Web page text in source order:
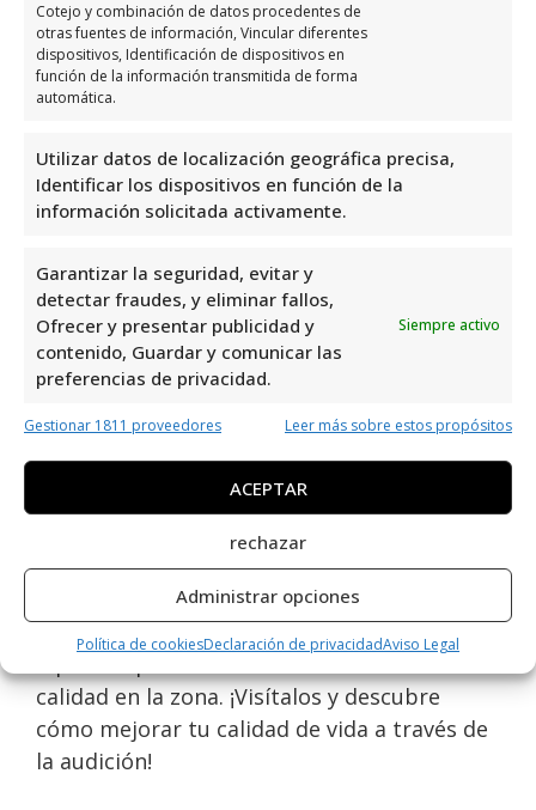
Cotejo y combinación de datos procedentes de
otras fuentes de información, Vincular diferentes
dispositivos, Identificación de dispositivos en
función de la información transmitida de forma
automática.
Utilizar datos de localización geográfica precisa,
Identificar los dispositivos en función de la
información solicitada activamente.
Garantizar la seguridad, evitar y
detectar fraudes, y eliminar fallos,
Ofrecer y presentar publicidad y
contenido, Guardar y comunicar las
preferencias de privacidad.
Siempre activo
Gestionar 1811 proveedores Leer más sobre estos propósitos
ACEPTAR
rechazar
Administrar opciones
Política de cookiesDeclaración de privacidadAviso Legal
Jueves
10:00 a 14:00 –
16:00 a 20:00
Viernes
10:00 a 14:00 –
Sábado
Cerrado
Domingo
Cerrado
Opiniones y información
adicional sobre Clic AudicióN
– Audicost AudíFonos La
Zenia
Clic Audición – Audicost Audífonos La Zenia
es un centro auditivo ubicado en La Zenia,
Alicante. Con una valoración de 3,0 y 2
reseñas, se destaca por su compromiso con
la salud auditiva de sus clientes. Su
ubicación en el Centro Comercial Zenia Blvd.
lo convierte en una opción conveniente para
calidad en la zona. ¡Visítalos y descubre
cómo mejorar tu calidad de vida a través de
la audición!